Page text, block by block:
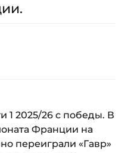
1 2025/26 с победы. В
Франции на
переиграли «Гавр»